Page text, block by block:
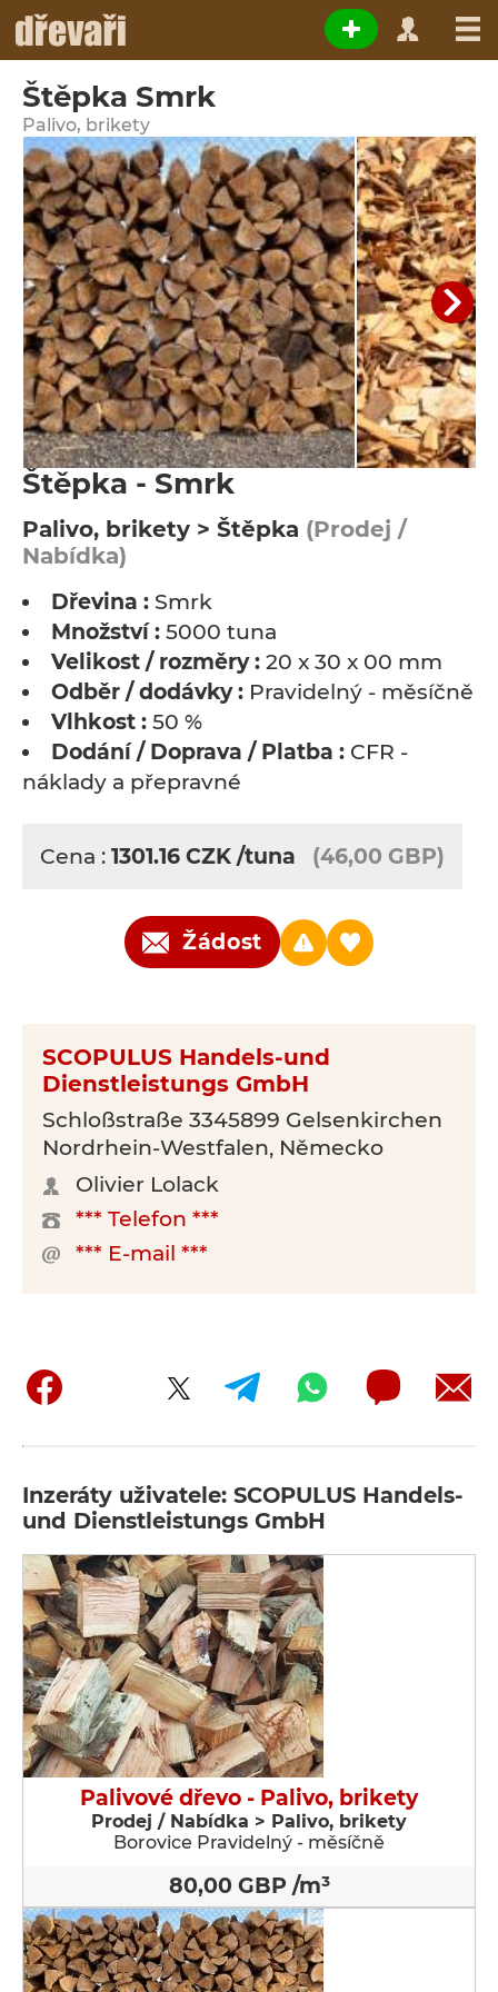
Štěpka Smrk
Palivo, brikety
Štěpka - Smrk
Palivo, brikety > Štěpka (Prodej /
Nabídka)
Dřevina : Smrk
Množství : 5000 tuna
Velikost / rozměry : 20 x 30 x 00 mm
Odběr / dodávky : Pravidelný - měsíčně
Vlhkost : 50 %
Dodání / Doprava / Platba : CFR -
náklady a přepravné
Cena : 1301.16 CZK /tuna (46,00 GBP)
Žádost
SCOPULUS Handels-und
Dienstleistungs GmbH
Schloßstraße 3345899 Gelsenkirchen
Nordrhein-Westfalen, Německo
Olivier Lolack
*** Telefon ***
*** E-mail ***
Inzeráty uživatele: SCOPULUS Handels-
und Dienstleistungs GmbH
Palivové dřevo - Palivo, brikety
Prodej / Nabídka > Palivo, brikety
Borovice Pravidelný - měsíčně
80,00 GBP /m³